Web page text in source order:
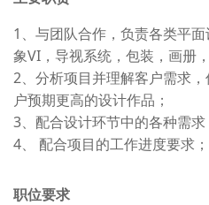
1、与团队合作，负责各类平
象VI，导视系统，包装，画册
2、分析项目并理解客户需求
户预期更高的设计作品；
3、配合设计环节中的各种需求
4、 配合项目的工作进度要求；
职位要求